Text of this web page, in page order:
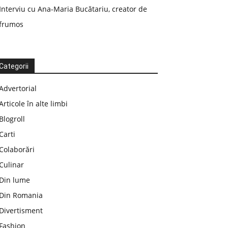
Interviu cu Ana-Maria Bucătariu, creator de
în alte limbi
Blogroll
Din lume
Din Romania
Divertisment
Fashion